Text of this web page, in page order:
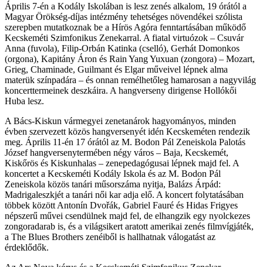
Április 7-én a Kodály Iskolában is lesz zenés alkalom, 19 órától a
Magyar Örökség-díjas intézmény tehetséges növendékei szólista
szerepben mutatkoznak be a Hírös Agóra fenntartásában működő
Kecskeméti Szimfonikus Zenekarral. A fiatal virtuózok – Csuvár
Anna (fuvola), Filip-Orbán Katinka (cselló), Gerhát Domonkos
(orgona), Kapitány Áron és Rain Yang Yuxuan (zongora) – Mozart,
Grieg, Chaminade, Guilmant és Elgar műveivel lépnek alma
materük színpadára – és onnan remélhetőleg hamarosan a nagyvilág
koncerttermeinek deszkáira. A hangverseny dirigense Hollókői
Huba lesz.
A Bács-Kiskun vármegyei zenetanárok hagyományos, minden
évben szervezett közös hangversenyét idén Kecskeméten rendezik
meg. Április 11-én 17 órától az M. Bodon Pál Zeneiskola Palotás
József hangversenytermében négy város – Baja, Kecskemét,
Kiskőrös és Kiskunhalas – zenepedagógusai lépnek majd fel. A
koncertet a Kecskeméti Kodály Iskola és az M. Bodon Pál
Zeneiskola közös tanári műsorszáma nyitja, Balázs Árpád:
Madrigaleszkjét a tanári női kar adja elő. A koncert folytatásában
többek között Antonín Dvořák, Gabriel Fauré és Hidas Frigyes
népszerű művei csendülnek majd fel, de elhangzik egy nyolckezes
zongoradarab is, és a világsikert aratott amerikai zenés filmvígjáték,
a The Blues Brothers zenéiből is hallhatnak válogatást az
érdeklődők.